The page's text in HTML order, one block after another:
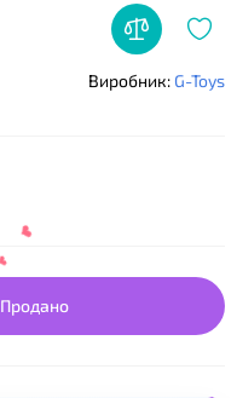
Виробник: G-Toys
Продано